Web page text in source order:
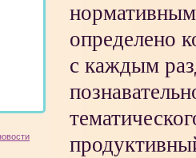
определено
с каждым